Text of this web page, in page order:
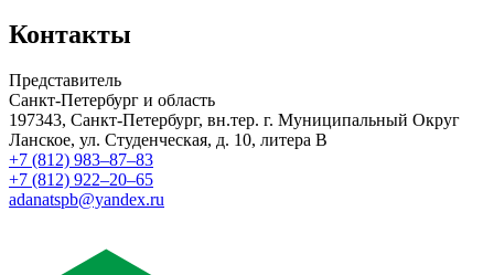
Контакты
Представитель
Санкт-Петербург и область
197343, Санкт-Петербург, вн.тер. г. Муниципальный Округ
Ланское, ул. Студенческая, д. 10, литера В
+7 (812) 983–87–83
+7 (812) 922–20–65
adanatspb@yandex.ru